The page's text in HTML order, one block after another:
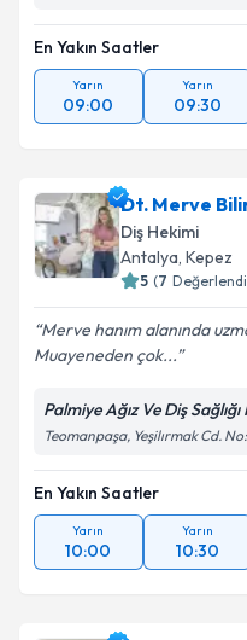
En Yakın Saatler
Yarın
09:00
Yarın
09:30
Dt. Merve
Diş Hekimi
Antalya, Kepez
5 (7
Merve hanım alanında
Muayeneden çok...
Palmiye Ağız Ve Diş
Teomanpaşa, Yeşilırmak Cd.
En Yakın Saatler
Yarın
10:00
Yarın
10:30